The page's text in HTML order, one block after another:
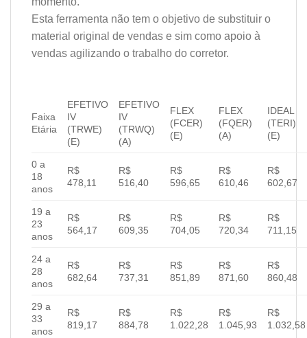
Esta ferramenta não tem o objetivo de substituir o
material original de vendas e sim como apoio à
vendas agilizando o trabalho do corretor.
Faixa
Etária
EFETIVO
IV
(TRWE)
(E)
EFETIVO
IV
(TRWQ)
(A)
FLEX
(FCER)
(E)
FLEX
(FQER)
(A)
IDEAL
(TERI)
(E)
0 a
18
anos
R$
478,11
R$
516,40
R$
596,65
R$
610,46
R$
602,67
19 a
23
anos
R$
564,17
R$
609,35
R$
704,05
R$
720,34
R$
711,15
24 a
28
anos
R$
682,64
R$
737,31
R$
851,89
R$
871,60
R$
860,48
29 a
33
anos
R$
819,17
R$
884,78
R$
1.022,28
R$
1.045,93
R$
1.032,58